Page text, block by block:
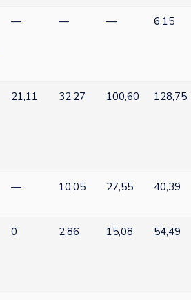
— — — 6,15
21,11 32,27 100,60 128,75
— 10,05 27,55 40,39
0 2,86 15,08 54,49